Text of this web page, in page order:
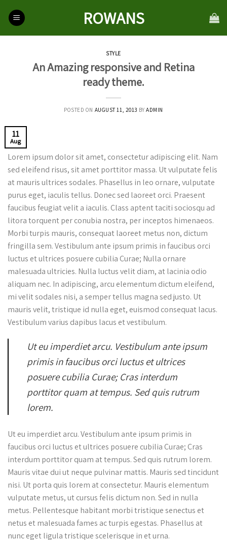
ROWANS
STYLE
An Amazing responsive and Retina
ready theme.
POSTED ON AUGUST 11, 2013 BYADMIN
11
Aug
Lorem ipsum dolor sit amet, consectetur adipiscing elit. Nam
sed eleifend risus, sit amet porttitor massa. Ut vulputate felis
at mauris ultrices sodales. Phasellus in leo ornare, vulputate
purus eget, iaculis tellus. Donec sed laoreet orci. Praesent
faucibus feugiat velit a iaculis. Class aptent taciti sociosqu ad
litora torquent per conubia nostra, per inceptos himenaeos.
Morbi turpis mauris, consequat laoreet metus non, dictum
fringilla sem. Vestibulum ante ipsum primis in faucibus orci
luctus et ultrices posuere cubilia Curae; Nulla ornare
malesuada ultricies. Nulla luctus velit diam, at lacinia odio
aliquam nec. In adipiscing, arcu elementum dictum eleifend,
mi velit sodales nisi, a semper tellus magna sed justo. Ut
mauris velit, tristique id nulla eget, euismod consequat lacus.
Vestibulum varius dapibus lacus et vestibulum.
Ut eu imperdiet arcu. Vestibulum ante ipsum
primis in faucibus orci luctus et ultrices
posuere cubilia Curae; Cras interdum
porttitor quam at tempus. Sed quis rutrum
lorem.
Ut eu imperdiet arcu. Vestibulum ante ipsum primis in
faucibus orci luctus et ultrices posuere cubilia Curae; Cras
interdum porttitor quam at tempus. Sed quis rutrum lorem.
Mauris vitae dui ut neque pulvinar mattis. Mauris sed tincidunt
nisi. Ut porta quis lorem at consectetur. Mauris elementum
vulputate metus, ut cursus felis dictum non. Sed in nulla
metus. Pellentesque habitant morbi tristique senectus et
netus et malesuada fames ac turpis egestas. Phasellus at
nunc eget ligula tristique scelerisque in et urna.